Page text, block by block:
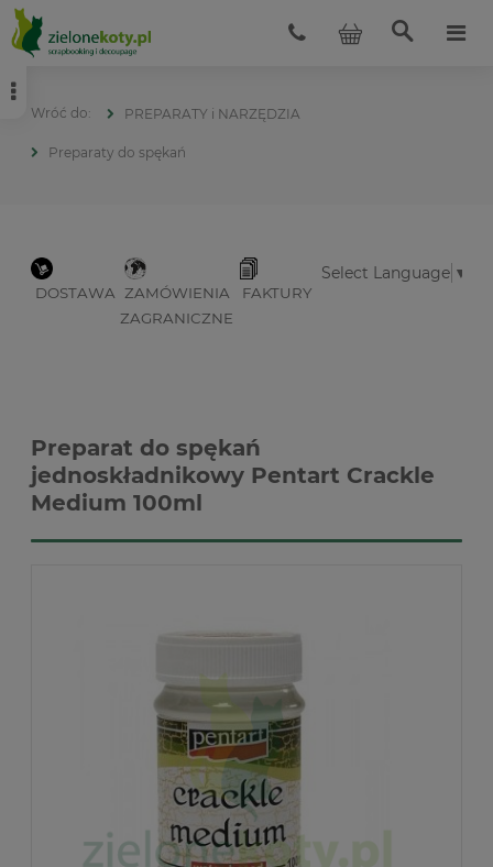
PREPARATY i NARZĘDZIA
Preparaty do spękań
DOSTAWA
ZAMÓWIENIA
ZAGRANICZNE
FAKTURY
Select Language ▼
Preparat do spękań
jednoskładnikowy Pentart Crackle
Medium 100ml